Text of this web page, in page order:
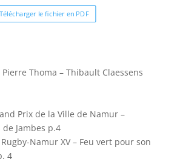
Télécharger le fichier en PDF
Thoma – Thibault Claessens
Prix de la Ville de Namur –
Jambes p.4
Namur XV – Feu vert pour son
4